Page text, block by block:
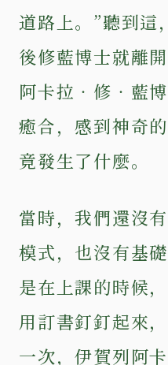
道路上。”聽到這
後修藍博士就離
阿卡拉‧修‧藍博
癒合，感到神奇
竟發生了什麼。
當時，我們還沒
模式，也沒有基
是在上課的時候
用訂書釘釘起來
一次，伊賀列阿